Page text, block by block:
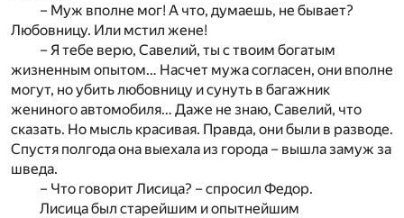
– Муж вполне мог! А что, думаешь, не бывает?
Любовницу. Или мстил жене!
– Я тебе верю, Савелий, ты с твоим богатым
жизненным опытом… Насчет мужа согласен, они вполне
могут, но убить любовницу и сунуть в багажник
жениного автомобиля… Даже не знаю, Савелий, что
сказать. Но мысль красивая. Правда, они были в разводе.
Спустя полгода она выехала из города – вышла замуж за
шведа.
– Что говорит Лисица? – спросил Федор.
Лисица был старейшим и опытнейшим